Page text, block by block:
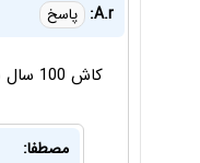
‌A.r: پاسخ
کاش 100 سال بعد به دنیا می اومدیم اوج بلوغ این تکنولوژی ها و پیشرفت علم رو می دیدیم
مصطفا: